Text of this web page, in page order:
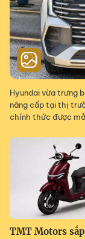
Hyundai vừa trưng
nâng cấp tại thị
chính thức được
TMT Motors